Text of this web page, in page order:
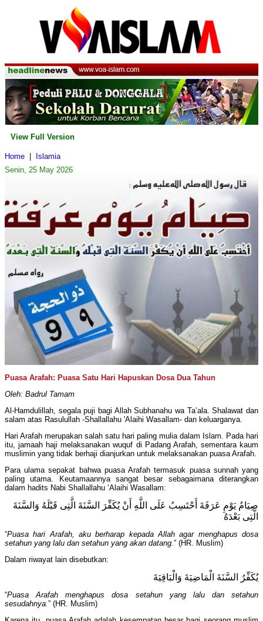
View Full Version
Home
Islamia
Senin, 25 May 2026
Puasa Arafah: Puasa Satu Hari Hapuskan Dosa Dua Tahun
Oleh: Badrul Tamam
Al-Hamdulillah, segala puji bagi Allah Subhanahu wa Ta’ala. Shalawat dan
salam atas Rasulullah -Shallallahu 'Alaihi Wasallam- dan keluarganya.
Hari Arafah merupakan salah satu hari paling mulia dalam Islam. Pada hari
itu, jamaah haji melaksanakan wuquf di Padang Arafah, sementara kaum
muslimin yang tidak berhaji dianjurkan untuk melaksanakan puasa Arafah.
Para ulama sepakat bahwa puasa Arafah termasuk puasa sunnah yang
paling utama. Keutamaannya sangat besar sebagaimana diterangkan
dalam hadits Nabi Shallallahu ‘Alaihi Wasallam:
صِيَامُ يَوْمِ عَرَفَةَ أَحْتَسِبُ عَلَى اللَّهِ أَنْ يُكَفِّرَ السَّنَةَ الَّتِى قَبْلَهُ وَالسَّنَةَ
الَّتِى بَعْدَهُ
“Puasa hari Arafah, aku berharap kepada Allah agar menghapus dosa
setahun yang lalu dan setahun yang akan datang.” (HR. Muslim)
Dalam riwayat lain disebutkan:
يُكَفِّرُ السَّنَةَ الْمَاضِيَةَ وَالْبَاقِيَةَ
“Puasa Arafah menghapus dosa setahun yang lalu dan setahun
sesudahnya.” (HR. Muslim)